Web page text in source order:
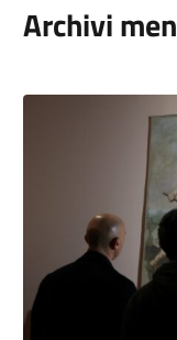
Archivi